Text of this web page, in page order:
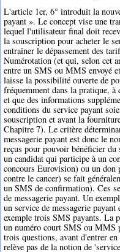
L'article 1er, 6° introduit la
payant ». Le concept vise une
lequel l'utilisateur final doit
la souscription pour acheter le
entraîner le dépassement des
Numérotation (et qui, selon cet
entre un SMS ou MMS envoyé
laisse la possibilité ouverte de
fréquemment dans la pratique,
et que des informations
conditions du service payant
souscription et avant la
Chapitre 7). Le critère
messagerie payant est donc le
reçus pour pouvoir bénéficier
un candidat qui participe à un
concours Eurovision) ou un don
contre le cancer) se fait
un SMS de confirmation). Ces
de messagerie payant. Un
un service de messagerie
exemple trois SMS payants. La
un numéro court SMS ou MMS
trois questions, avant d'entrer
relève pas de la notion de